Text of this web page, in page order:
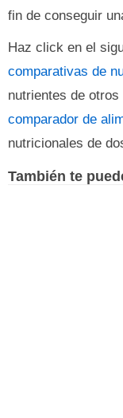
fin de conseguir
Haz click en el
comparativas de
nutrientes de
comparador de
nutricionales de
También te